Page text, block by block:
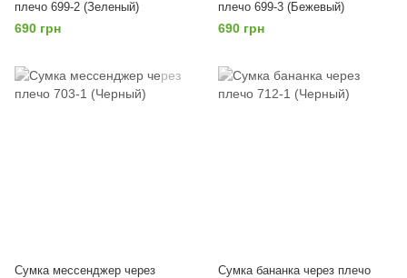
плечо 699-2 (Зеленый)
690 грн
плечо 699-3 (Бежевый)
690 грн
Сумка мессенджер через
Сумка бананка через плечо